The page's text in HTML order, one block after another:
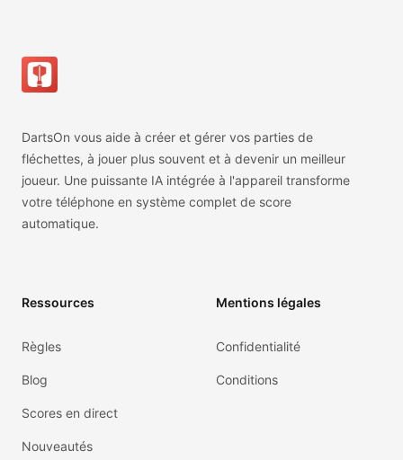
DartsOn vous aide à créer et gérer vos parties de
fléchettes, à jouer plus souvent et à devenir un meilleur
joueur. Une puissante IA intégrée à l'appareil transforme
votre téléphone en système complet de score
automatique.
Ressources
Règles
Blog
Scores en direct
Nouveautés
Mentions légales
Confidentialité
Conditions